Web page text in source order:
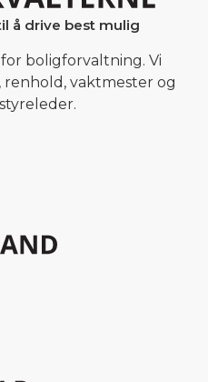
å drive best mulig
boligforvaltning. Vi
vaktmester og